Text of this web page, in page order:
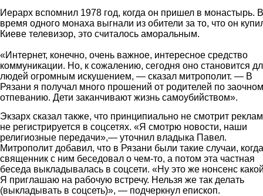
Иерарх вспомнил 1978 год, когда он пришел в монастырь.
время одного монаха выгнали из обители за то, что он
Киеве телевизор, это считалось аморальным.
«Интернет, конечно, очень важное, интересное средство
коммуникации. Но, к сожалению, сегодня оно становится
людей огромным искушением, — сказал митрополит. — В
Рязани я получал много прошений от родителей по
отпеванию. Дети заканчивают жизнь самоубийством».
Экзарх сказал также, что принципиально не смотрит
не регистрируется в соцсетях. «Я смотрю новости, наши
религиозные передачи»,— уточнил владыка Павел.
Митрополит добавил, что в Рязани были такие случаи, когда
священник с ним беседовал о чем-то, а потом эта частная
беседа выкладывалась в соцсети. «Ну это же нонсенс
Я приглашаю на рабочую встречу. Нельзя же так делать
(выкладывать в соцсеть)», — подчеркнул епископ.